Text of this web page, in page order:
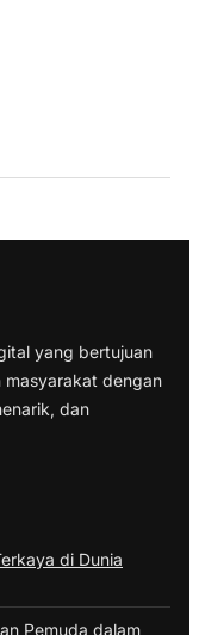
yang bertujuan
masyarakat dengan
dan
di Dunia
Pemuda dalam